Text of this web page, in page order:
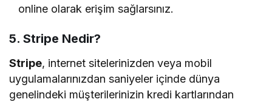
online olarak erişim sağlarsınız.
5. Stripe Nedir?
Stripe, internet sitelerinizden veya mobil
uygulamalarınızdan saniyeler içinde dünya
genelindeki müşterilerinizin kredi kartlarından